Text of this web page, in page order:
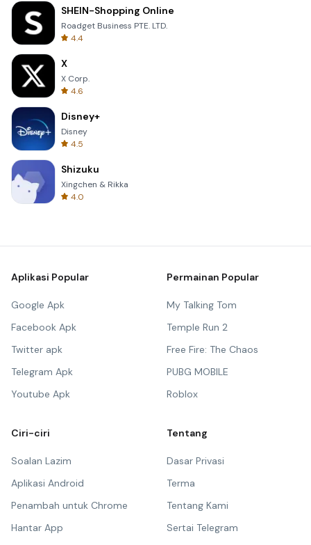
SHEIN-Shopping Online
Roadget Business PTE. LTD.
4.4
X
X Corp.
4.6
Disney+
Disney
4.5
Shizuku
Xingchen & Rikka
4.0
Aplikasi Popular
Google Apk
Facebook Apk
Twitter apk
Telegram Apk
Youtube Apk
Permainan Popular
My Talking Tom
Temple Run 2
Free Fire: The Chaos
PUBG MOBILE
Roblox
Ciri-ciri
Soalan Lazim
Aplikasi Android
Penambah untuk Chrome
Hantar App
Tentang
Dasar Privasi
Terma
Tentang Kami
Sertai Telegram